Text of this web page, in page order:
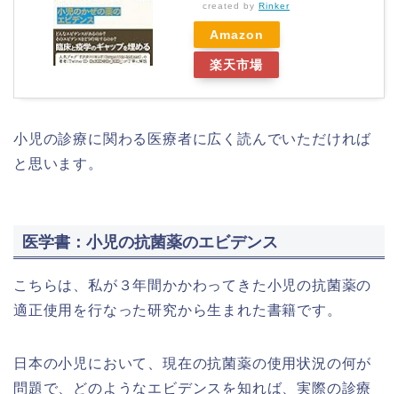
created by Rinker
Amazon
楽天市場
小児の診療に関わる医療者に広く読んでいただければ
と思います。
医学書：小児の抗菌薬のエビデンス
こちらは、私が３年間かかわってきた小児の抗菌薬の
適正使用を行なった研究から生まれた書籍です。
日本の小児において、現在の抗菌薬の使用状況の何が
問題で、どのようなエビデンスを知れば、実際の診療